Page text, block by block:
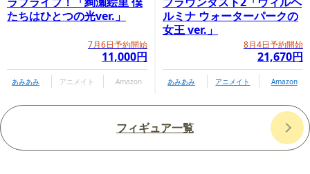
たちはひとつの光ver.」
7月6日予約開始
11,000円
あみあみ アニメイト Amazon
ルミナ ウォーターパークの
女王 ver.」
8月4日予約開始
21,670円
あみあみ アニメイト Amazon
フィギュア一覧